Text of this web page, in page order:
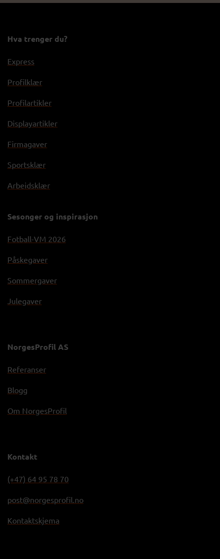
Hva trenger du?
Express
Profilklær
Profilartikler
Displayartikler
Firmagaver
Sportsklær
Arbeidsklær
Sesonger og inspirasjon
Fotball-VM 2026
Påskegaver
Sommergaver
Julegaver
NorgesProfil AS
Referanser
Blogg
Om NorgesProfil
Kontakt
(+47) 64 95 78 70
post@norgesprofil.no
Kontaktskjema